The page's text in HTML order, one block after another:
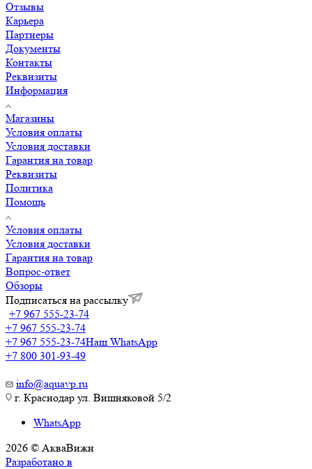
Отзывы
Карьера
Партнеры
Документы
Контакты
Реквизиты
Информация
Магазины
Условия оплаты
Условия доставки
Гарантия на товар
Реквизиты
Политика
Помощь
Условия оплаты
Условия доставки
Гарантия на товар
Вопрос-ответ
Обзоры
Подписаться на рассылку
+7 967 555-23-74
+7 967 555-23-74
+7 967 555-23-74Наш WhatsApp
+7 800 301-93-49
info@aquavp.ru
г. Краснодар ул. Вишняковой 5/2
WhatsApp
2026 © АкваВижн
Разработано в